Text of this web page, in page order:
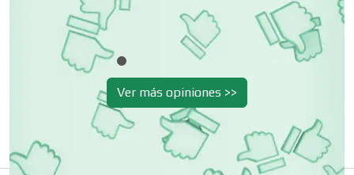
Cerrajerías
Cibercafés
Clínicas de Belleza
Ver más opiniones >>